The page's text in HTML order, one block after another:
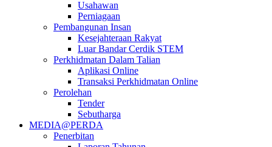
Usahawan
Perniagaan
Pembangunan Insan
Kesejahteraan Rakyat
Luar Bandar Cerdik STEM
Perkhidmatan Dalam Talian
Aplikasi Online
Transaksi Perkhidmatan Online
Perolehan
Tender
Sebutharga
MEDIA@PERDA
Penerbitan